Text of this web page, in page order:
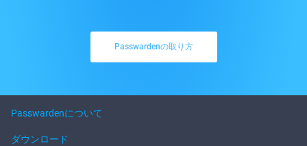
Passwardenの取り方
Passwardenについて
ダウンロード